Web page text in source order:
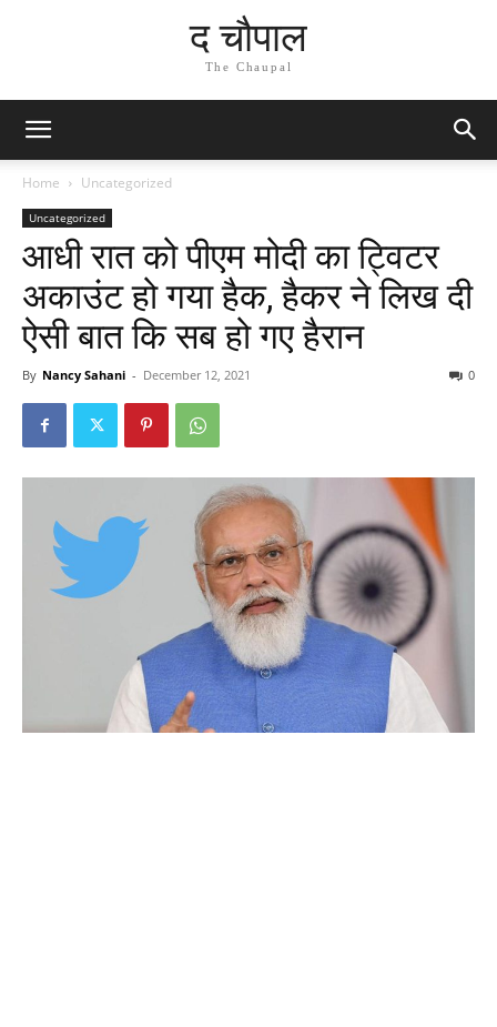
द चौपाल
The Chaupal
Home Uncategorized
Uncategorized
आधी रात को पीएम मोदी का ट्विटर
अकाउंट हो गया हैक, हैकर ने लिख दी
ऐसी बात कि सब हो गए हैरान
By Nancy Sahani - December 12, 2021 0